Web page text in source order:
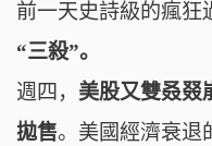
前一天史詩級的瘋狂
“三殺”。
週四， 美股又雙叒叕
拋售。美國經濟衰退